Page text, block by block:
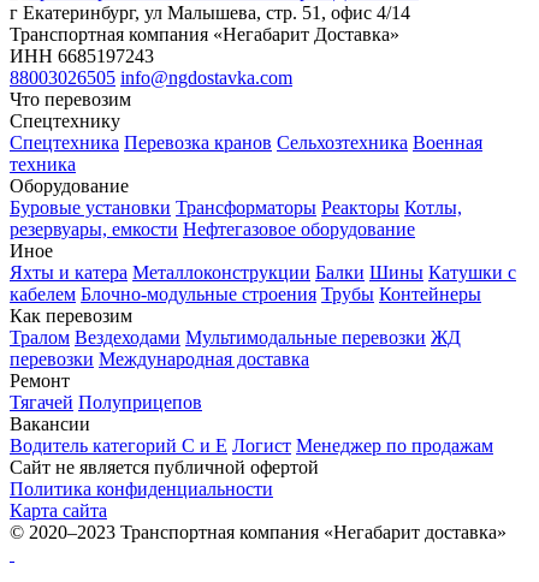
г Екатеринбург, ул Малышева, стр. 51, офис 4/14
Транспортная компания «Негабарит Доставка»
ИНН 6685197243
88003026505 info@ngdostavka.com
Что перевозим
Спецтехнику
Спецтехника Перевозка кранов Сельхозтехника Военная
техника
Оборудование
Буровые установки Трансформаторы Реакторы Котлы,
резервуары, емкости Нефтегазовое оборудование
Иное
Яхты и катера Металлоконструкции Балки Шины Катушки с
кабелем Блочно-модульные строения Трубы Контейнеры
Как перевозим
Тралом Вездеходами Мультимодальные перевозки ЖД
перевозки Международная доставка
Ремонт
Тягачей Полуприцепов
Вакансии
Водитель категорий С и Е Логист Менеджер по продажам
Сайт не является публичной офертой
Политика конфиденциальности
Карта сайта
© 2020–2023 Транспортная компания «Негабарит доставка»